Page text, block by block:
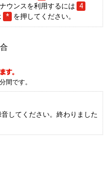
ウンスを利用するには
4
* を押してください。
間です。
してください。終わりました